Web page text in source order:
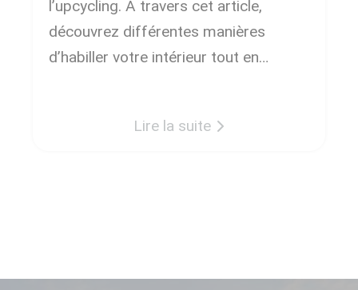
l’upcycling. À travers cet article,
découvrez différentes manières
d’habiller votre intérieur tout en
introduire dans vos logements Les
Lire la suite